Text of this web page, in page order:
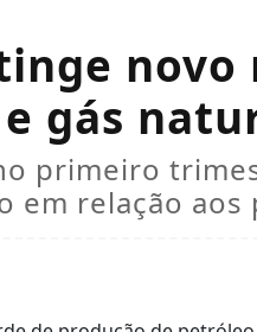
novo
gás
primeiro
em relação